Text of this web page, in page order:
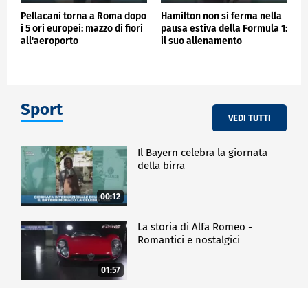
Pellacani torna a Roma dopo
i 5 ori europei: mazzo di fiori
all'aeroporto
Hamilton non si ferma nella
pausa estiva della Formula 1:
il suo allenamento
Sport VEDI TUTTI
00:12
Il Bayern celebra la giornata
della birra
01:57
La storia di Alfa Romeo -
Romantici e nostalgici